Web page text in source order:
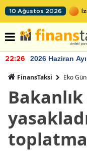
10 Ağustos 2026
22:26 2026 Haziran
FinansTaksi Eko
Bakanlık
toplatma